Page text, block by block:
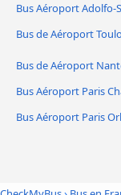
Bus Aéroport Adolfo-
Bus de Aéroport
Bus de Aéroport
Bus Aéroport Paris
Bus Aéroport Paris